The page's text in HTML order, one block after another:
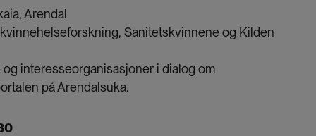
Arendal
Sanitetskvinnene og Kilden
interesseorganisasjoner i dialog om
på Arendalsuka.